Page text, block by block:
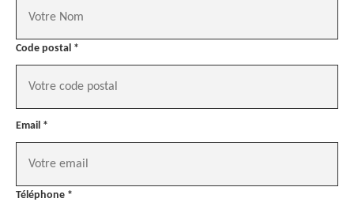
Code postal *
Email *
Téléphone *